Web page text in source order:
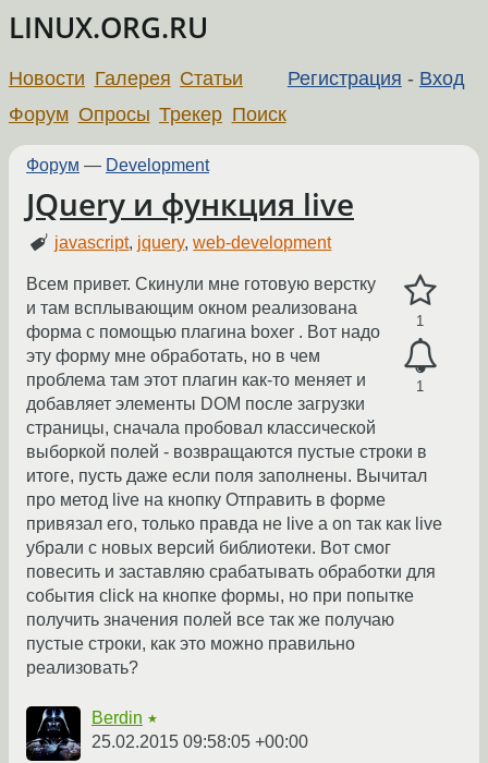
LINUX.ORG.RU
Регистрация - Вход
Новости Галерея Статьи
Форум Опросы Трекер Поиск
Форум — Development
JQuery и функция live
javascript, jquery,web-development
1
1
Всем привет. Скинули мне готовую верстку
и там всплывающим окном реализована
форма с помощью плагина boxer . Вот надо
эту форму мне обработать, но в чем
проблема там этот плагин как-то меняет и
добавляет элементы DOM после загрузки
страницы, сначала пробовал классической
выборкой полей - возвращаются пустые строки в
итоге, пусть даже если поля заполнены. Вычитал
про метод live на кнопку Отправить в форме
привязал его, только правда не live а on так как live
убрали с новых версий библиотеки. Вот смог
повесить и заставляю срабатывать обработки для
события click на кнопке формы, но при попытке
получить значения полей все так же получаю
пустые строки, как это можно правильно
реализовать?
Berdin ★
25.02.2015 09:58:05 +00:00